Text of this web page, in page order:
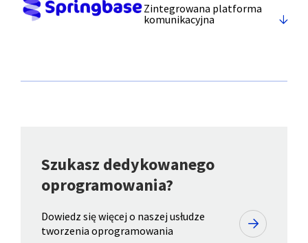
Zintegrowana platforma
komunikacyjna
Szukasz dedykowanego
oprogramowania?
Dowiedz się więcej o naszej usłudze
tworzenia oprogramowania